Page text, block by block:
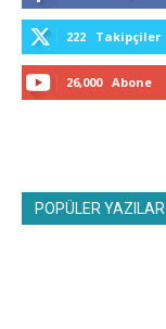
222 Takipçiler
26,000 Abone
POPÜLER YAZILAR